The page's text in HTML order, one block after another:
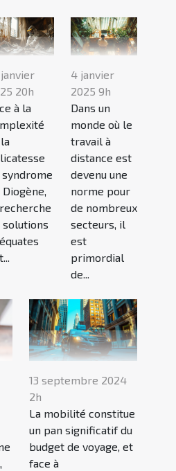
janvier
20h
à la
syndrome
Diogène,
solutions
4 janvier
2025 9h
Dans un
monde où le
travail à
distance est
devenu une
norme pour
de nombreux
secteurs, il
est
primordial
de...
13 septembre 2024
2h
La mobilité constitue
un pan significatif du
budget de voyage, et
face à